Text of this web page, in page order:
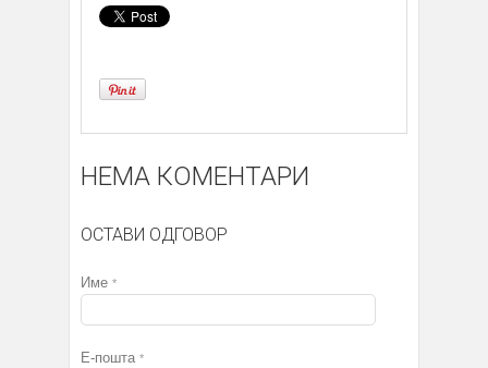
НЕМА КОМЕНТАРИ
ОСТАВИ ОДГОВОР
Име *
Е-пошта *